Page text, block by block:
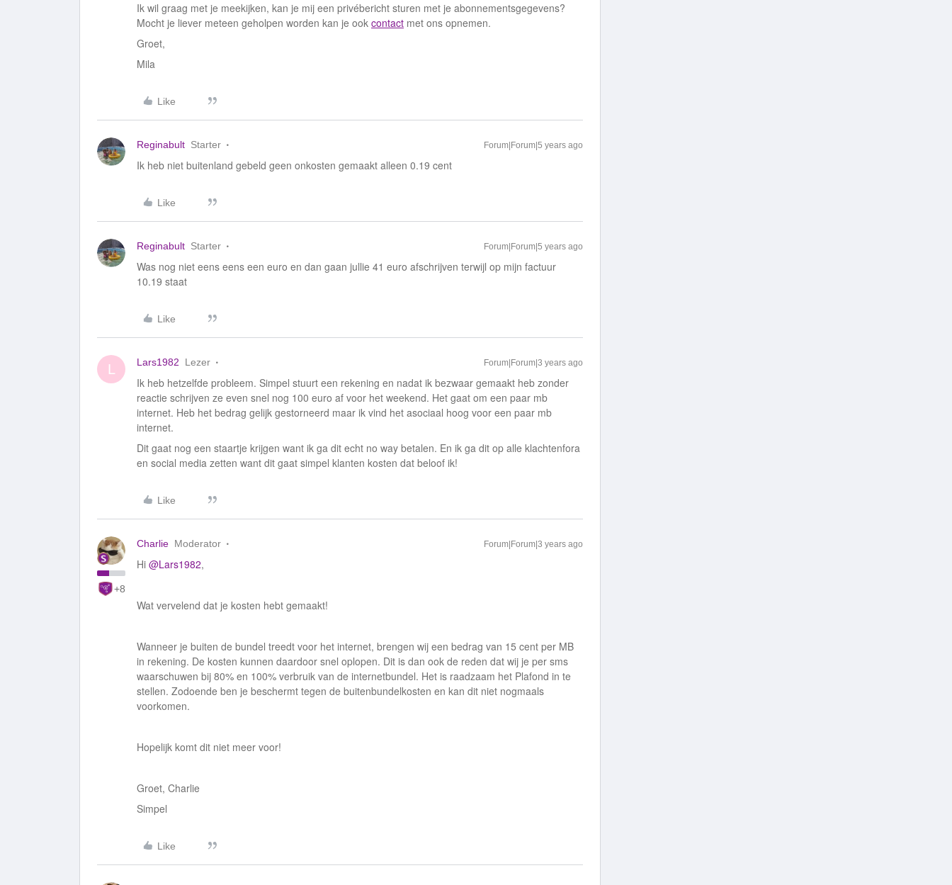
Ik wil graag met je meekijken, kan je mij een privébericht sturen met je abonnementsgegevens?
Mocht je liever meteen geholpen worden kan je ook contact met ons opnemen.
Groet,
Mila
Like
Reginabult Starter Forum|Forum|5 years ago
Ik heb niet buitenland gebeld geen onkosten gemaakt alleen 0.19 cent
Like
Reginabult Starter Forum|Forum|5 years ago
Was nog niet eens eens een euro en dan gaan jullie 41 euro afschrijven terwijl op mijn factuur
10.19 staat
Like
L Lars1982 Lezer Forum|Forum|3 years ago
Ik heb hetzelfde probleem. Simpel stuurt een rekening en nadat ik bezwaar gemaakt heb zonder
reactie schrijven ze even snel nog 100 euro af voor het weekend. Het gaat om een paar mb
internet. Heb het bedrag gelijk gestorneerd maar ik vind het asociaal hoog voor een paar mb
internet.
Dit gaat nog een staartje krijgen want ik ga dit echt no way betalen. En ik ga dit op alle klachtenfora
en social media zetten want dit gaat simpel klanten kosten dat beloof ik!
Like
+8
Charlie Moderator Forum|Forum|3 years ago
Hi @Lars1982,
Wat vervelend dat je kosten hebt gemaakt!
Wanneer je buiten de bundel treedt voor het internet, brengen wij een bedrag van 15 cent per MB
in rekening. De kosten kunnen daardoor snel oplopen. Dit is dan ook de reden dat wij je per sms
waarschuwen bij 80% en 100% verbruik van de internetbundel. Het is raadzaam het Plafond in te
stellen. Zodoende ben je beschermt tegen de buitenbundelkosten en kan dit niet nogmaals
voorkomen.
Hopelijk komt dit niet meer voor!
Groet, Charlie
Simpel
Like